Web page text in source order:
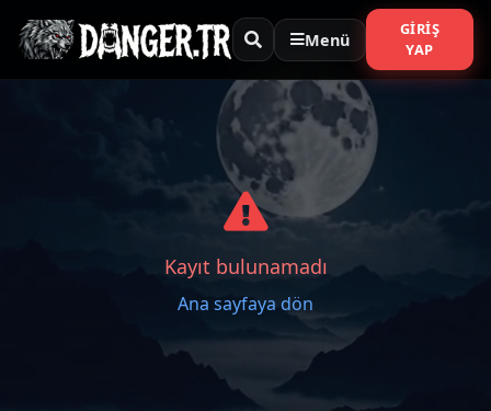
Menü
GIRIŞ
YAP
Kayıt bulunamadı
Ana sayfaya dön